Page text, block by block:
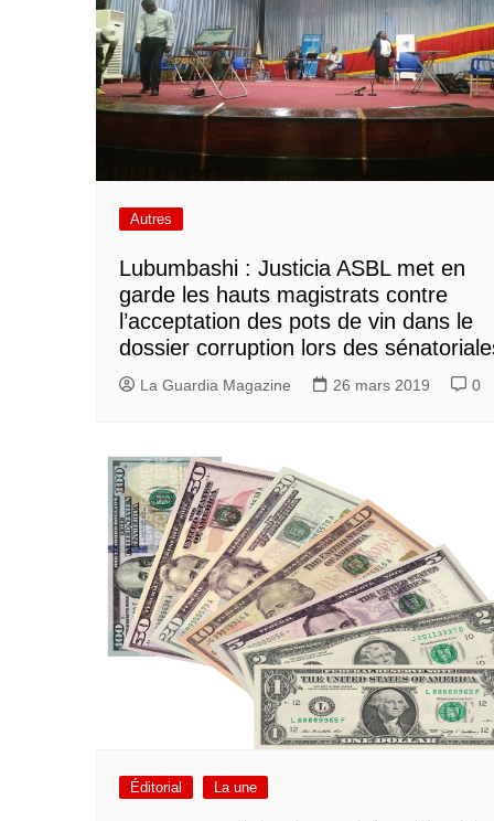
Autres
Lubumbashi : Justicia ASBL met en
garde les hauts magistrats contre
l’acceptation des pots de vin dans le
dossier corruption lors des
La Guardia Magazine 26 mars 2019 0
Éditorial La une